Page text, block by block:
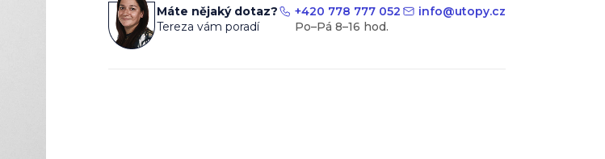
Máte nějaký dotaz?
Tereza vám poradí
+420 778 777 052 info@utopy.cz